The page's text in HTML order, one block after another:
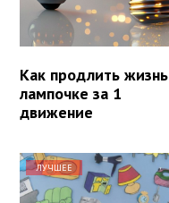
Как продлить жизнь
лампочке за 1
движение
ЛУЧШЕЕ